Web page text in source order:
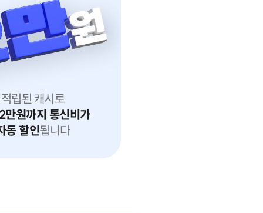
적립된 캐시로
만원까지 통신비가
동 할인됩니다